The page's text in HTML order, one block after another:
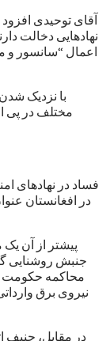
آقای توحیدی
نهادهایی دخالت
اعمال “سانسور و
با نزدیک
مختلف در پی
فساد در نهادهای
در افغانستان
پیشتر از آن
جنبش روشنایی
محاکمه حکومت